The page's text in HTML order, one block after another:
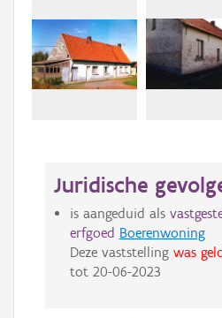
Juridische
is aangeduid als
erfgoed Boerenwoning
Deze vaststelling was
tot 20-06-2023